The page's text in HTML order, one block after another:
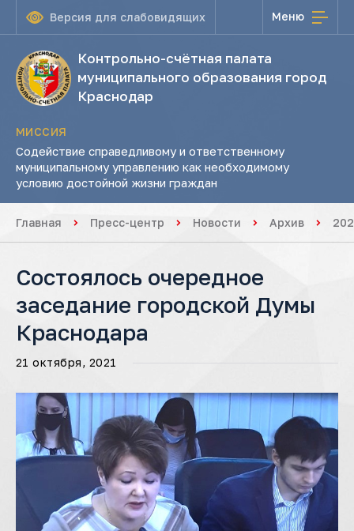
Версия для слабовидящих Меню
Контрольно-счётная палата
муниципального образования город
Краснодар
МИССИЯ
Содействие справедливому и ответственному
муниципальному управлению как необходимому
условию достойной жизни граждан
Главная Пресс-центр Новости Архив
Состоялось очередное
заседание городской Думы
Краснодара
21 октября, 2021